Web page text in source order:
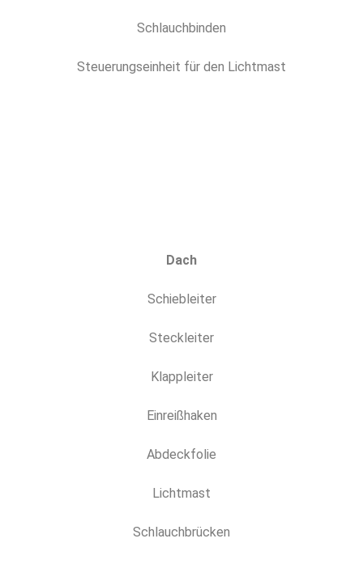
Schlauchbinden
Steuerungseinheit für den Lichtmast
Dach
Schiebleiter
Steckleiter
Klappleiter
Einreißhaken
Abdeckfolie
Lichtmast
Schlauchbrücken